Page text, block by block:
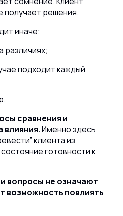
получает решения.
иначе:
различиях;
подходит каждый
сравнения и
влияния.Именно здесь
клиента из
готовности к
вопросы не означают
возможность повлиять